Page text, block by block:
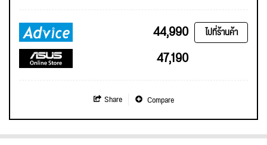
44,990 ไปที่ร้านค้า
47,190
Share Compare